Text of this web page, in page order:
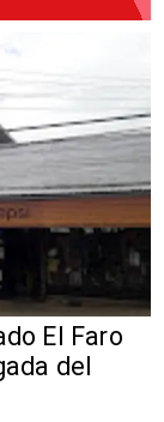
El Faro
del